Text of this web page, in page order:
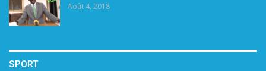
Août 4, 2018
SPORT